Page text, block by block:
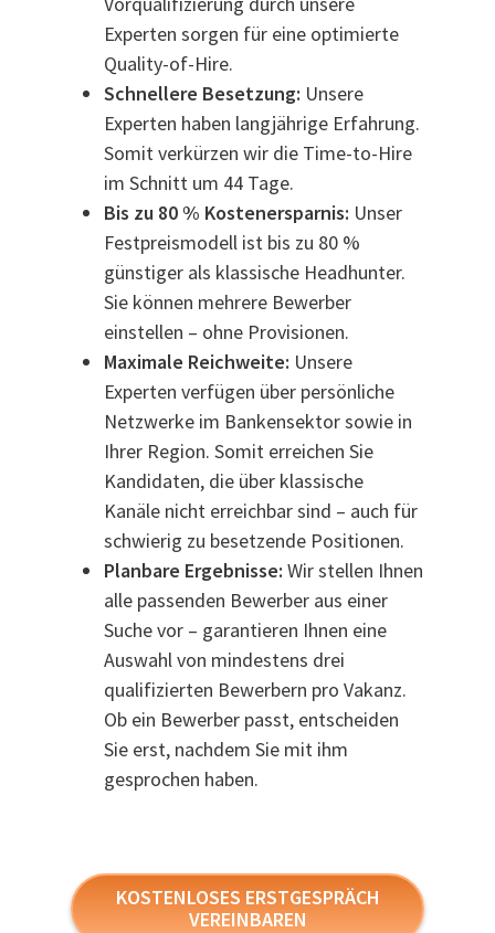
Experten sorgen für eine optimierte
Quality-of-Hire.
Schnellere Besetzung: Unsere
Experten haben langjährige Erfahrung.
Somit verkürzen wir die Time-to-Hire
im Schnitt um 44 Tage.
Bis zu 80 % Kostenersparnis: Unser
Festpreismodell ist bis zu 80 %
günstiger als klassische Headhunter.
Sie können mehrere Bewerber
einstellen – ohne Provisionen.
Maximale Reichweite: Unsere
Experten verfügen über persönliche
Netzwerke im Bankensektor sowie in
Ihrer Region. Somit erreichen Sie
Kandidaten, die über klassische
Kanäle nicht erreichbar sind – auch für
schwierig zu besetzende Positionen.
Planbare Ergebnisse: Wir stellen Ihnen
alle passenden Bewerber aus einer
Suche vor – garantieren Ihnen eine
Auswahl von mindestens drei
qualifizierten Bewerbern pro Vakanz.
Ob ein Bewerber passt, entscheiden
Sie erst, nachdem Sie mit ihm
gesprochen haben.
KOSTENLOSES ERSTGESPRÄCH
VEREINBAREN